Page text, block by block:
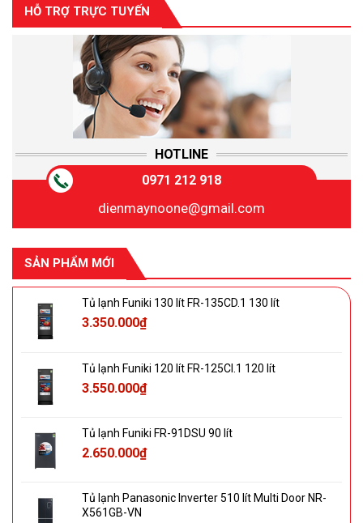
HỖ TRỢ TRỰC TUYẾN
HOTLINE
0971 212 918
dienmaynoone@gmail.com
SẢN PHẨM MỚI
Tủ lạnh Funiki 130 lít FR-135CD.1 130 lít
3.350.000₫
Tủ lạnh Funiki 120 lít FR-125CI.1 120 lít
3.550.000₫
Tủ lạnh Funiki FR-91DSU 90 lít
2.650.000₫
Tủ lạnh Panasonic Inverter 510 lít Multi Door NR-
X561GB-VN